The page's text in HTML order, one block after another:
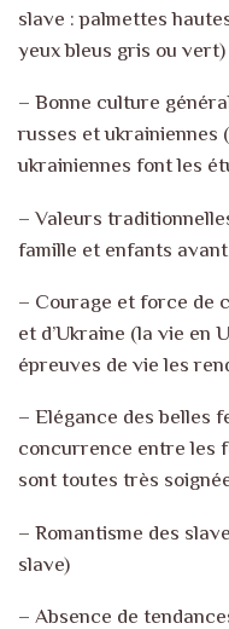
slave : palmettes
yeux bleus gris ou vert)
– Bonne culture
russes et ukrainiennes
ukrainiennes font les
– Valeurs
famille et enfants
– Courage et force de
et d’Ukraine (la vie en
épreuves de vie les
– Elégance des belles
concurrence entre les
sont toutes très
– Romantisme des
slave)
– Absence de